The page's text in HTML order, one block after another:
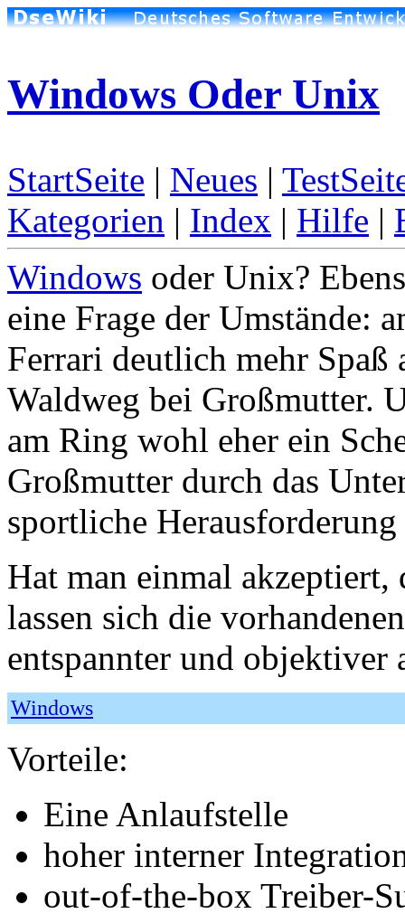
Windows Oder Unix
StartSeite | Neues |
Kategorien | Index | Hilfe |
Windows oder Unix?
eine Frage der Umstände:
Ferrari deutlich mehr Spaß
Waldweg bei Großmutter.
am Ring wohl eher ein
Großmutter durch das
sportliche
Hat man einmal akzeptiert,
lassen sich die
entspannter und objektiver
Windows
Vorteile:
Eine Anlaufstelle
hoher interner
out-of-the-box Treiber-